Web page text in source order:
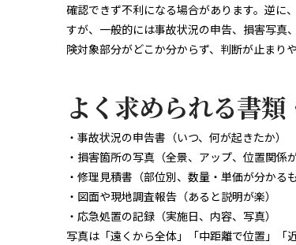
確認できず不利になる場合があります。逆に
すが、一般的には事故状況の申告、損害写真
険対象部分がどこか分からず、判断が止まり
よく求められる書類
・事故状況の申告書（いつ、何が起きたか）
・損害箇所の写真（全景、アップ、位置関係
・修理見積書（部位別、数量・単価が分かるも
・図面や現地調査報告（あると説明が楽）
・応急処置の記録（実施日、内容、写真）
写真は「遠くから全体」「中距離で位置」「